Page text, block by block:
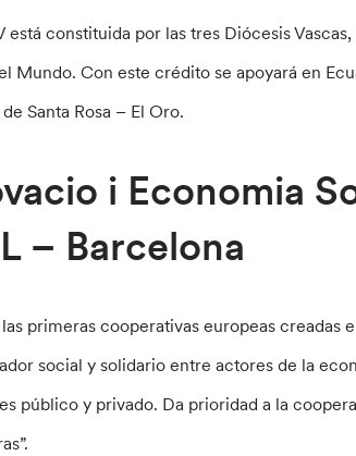
está constituida por las tres Diócesis
Mundo. Con este crédito se apoyará en
Santa Rosa – El Oro.
i Economia
– Barcelona
las primeras cooperativas europeas
social y solidario entre actores de la
público y privado. Da prioridad a la